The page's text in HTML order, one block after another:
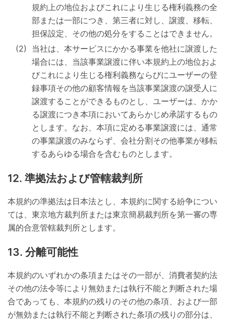
規約上の地位およびこれにより生じる権利義務の全
部または一部につき、第三者に対し、譲渡、移転、
担保設定、その他の処分をすることはできません。
当社は、本サービスにかかる事業を他社に譲渡した
場合には、当該事業譲渡に伴い本規約上の地位およ
びこれにより生じる権利義務ならびにユーザーの登
録事項その他の顧客情報を当該事業譲渡の譲受人に
譲渡することができるものとし、ユーザーは、かか
る譲渡につき本項においてあらかじめ承諾するもの
とします。なお、本項に定める事業譲渡には、通常
の事業譲渡のみならず、会社分割その他事業が移転
するあらゆる場合を含むものとします。
準拠法および管轄裁判所
本規約の準拠法は日本法とし、本規約に関する紛争につい
ては、東京地方裁判所または東京簡易裁判所を第一審の専
属的合意管轄裁判所とします。
分離可能性
本規約のいずれかの条項またはその一部が、消費者契約法
その他の法令等により無効または執行不能と判断された場
合であっても、本規約の残りのその他の条項、および一部
が無効または執行不能と判断された条項の残りの部分は、